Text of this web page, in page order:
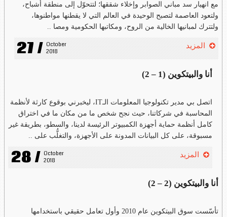
مع انهيار سد مباني الصوابر وإخلاء شققها؛ لتتحوّل إلى منطقة أشباح،
ولتعود العاصمة لتصبح الوحيدة في العالم التي لا يقطنها مواطنوها،
ولتترك لمبانيها الخالية من الروح، ومكاتبها الحكومية ومصا ..
27 / October
2018
المزيد
أنا والبيتكوين (1 – 2)
اتصل بي مدير تكنولوجيا المعلومات الـIT، ليخبرني بوقوع كارثة لأنظمة
المحاسبة في شركاتنا، حيث نجح شخص ما من مكان ما في اختراق
كامل أنظمة حماية أجهزة الكمبيوتر الرئيسة لدينا، والسطو، بطريقة غير
مسبوقة، على كل البيانات المدونة على الأجهزة، والتغلُّب على ..
28 / October
2018
المزيد
أنا والبيتكوين (2 – 2)
تأسّست سوق البيتكوين عام 2010 وأول تعامل حقيقي باستخدامها